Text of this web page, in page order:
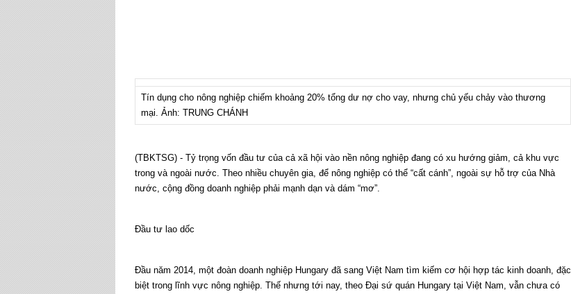
Tín dụng cho nông nghiệp chiếm khoảng 20% tổng dư nợ cho vay, nhưng chủ yếu chảy vào thương
mại. Ảnh: TRUNG CHÁNH
(TBKTSG) - Tỷ trọng vốn đầu tư của cả xã hội vào nền nông nghiệp đang có xu hướng giảm, cả khu vực
trong và ngoài nước. Theo nhiều chuyên gia, để nông nghiệp có thể “cất cánh”, ngoài sự hỗ trợ của Nhà
nước, cộng đồng doanh nghiệp phải mạnh dạn và dám “mơ”.
Đầu tư lao dốc
Đầu năm 2014, một đoàn doanh nghiệp Hungary đã sang Việt Nam tìm kiếm cơ hội hợp tác kinh doanh, đặc
biệt trong lĩnh vực nông nghiệp. Thế nhưng tới nay, theo Đại sứ quán Hungary tại Việt Nam, vẫn chưa có